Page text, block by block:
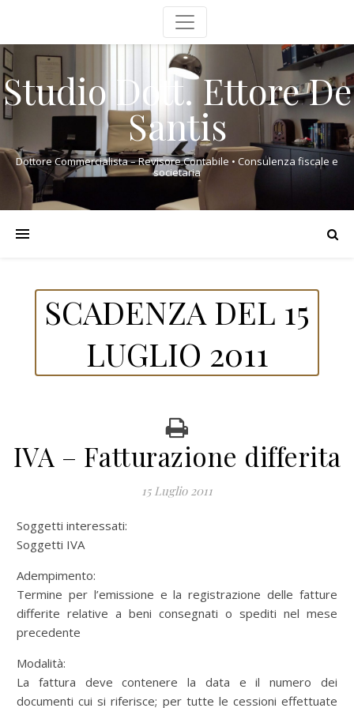
Studio Dott. Ettore De
Santis
Dottore Commercialista – Revisore Contabile • Consulenza fiscale e
societaria
SCADENZA DEL 15
LUGLIO 2011
IVA – Fatturazione differita
15 Luglio 2011
Soggetti interessati:
Soggetti IVA
Adempimento:
Termine per l’emissione e la registrazione delle fatture
differite relative a beni consegnati o spediti nel mese
precedente
Modalità:
La fattura deve contenere la data e il numero dei
documenti cui si riferisce; per tutte le cessioni effettuate